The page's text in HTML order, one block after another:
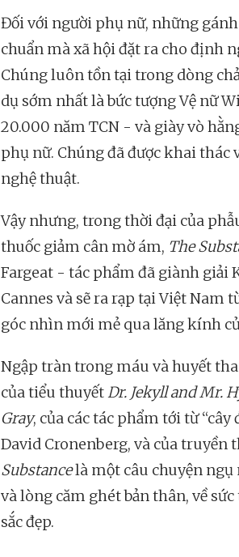
Đối với người phụ nữ, những
chuẩn mà xã hội đặt ra cho định
Chúng luôn tồn tại trong dòng
dụ sớm nhất là bức tượng Vệ nữ
20.000 năm TCN - và giày vò
phụ nữ. Chúng đã được khai
nghệ thuật.
Vậy nhưng, trong thời đại của
thuốc giảm cân mờ ám, The
Fargeat - tác phẩm đã giành giải
Cannes và sẽ ra rạp tại Việt Nam
góc nhìn mới mẻ qua lăng kính
Ngập tràn trong máu và huyết
của tiểu thuyếtDr. Jekyll and Mr.
Gray, của các tác phẩm tới từ
David Cronenberg, và của truyền
Substancelà một câu chuyện
và lòng căm ghét bản thân, về
sắc đẹp.